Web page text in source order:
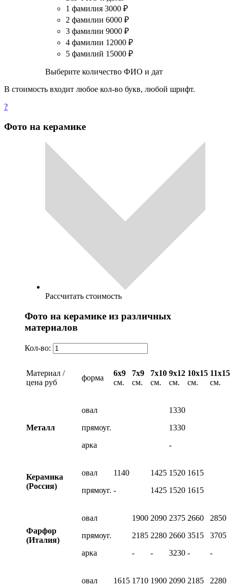
1 фамилия 3000 ₽
2 фамилии 6000 ₽
3 фамилии 9000 ₽
4 фамилии 12000 ₽
5 фамилий 15000 ₽
Выберите количество ФИО и дат
В стоимость входит любое кол-во букв, любой шрифт.
?
Фото на керамике
Рассчитать стоимость
Фото на керамике из различных
материалов
Кол-во:
Материал /
цена руб
форма
6х9
см.
7х9
см.
7х10
см.
9х12
см.
10х15
см.
11х15
см.
Металл
овал
прямоуг.
арка
1330
1330
-
Керамика
(Россия)
овал
прямоуг.
1140
-
1425
1425
1520
1520
1615
1615
Фарфор
(Италия)
овал
прямоуг.
арка
1900
2185
-
2090
2280
-
2375
2660
3230
2660
3515
-
2850
3705
-
овал
1615 1710 1900 2090 2185
2280